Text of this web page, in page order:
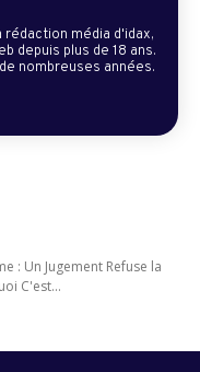
média d'idax,
depuis plus de 18 ans.
nombreuses années.
: Un Jugement Refuse la
C'est...